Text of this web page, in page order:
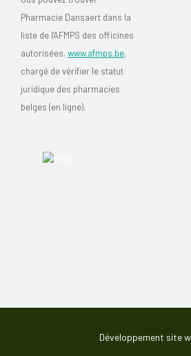
Pharmacie Dansaert dans la
liste de l'AFMPS des officines
autorisées.www.afmps.be,
chargé de vérifier le statut
juridique des pharmacies
belges (en ligne).
Développement site